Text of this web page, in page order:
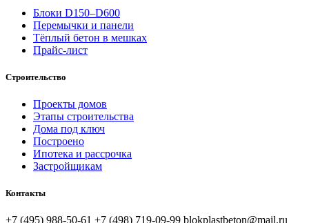
Блоки D150–D600
Перемычки и панели
Тёплый бетон в мешках
Прайс-лист
Строительство
Проекты домов
Этапы строительства
Дома под ключ
Построено
Ипотека и рассрочка
Застройщикам
Контакты
+7 (495) 988-50-61 +7 (498) 719-09-99 blokplastbeton@mail.ru